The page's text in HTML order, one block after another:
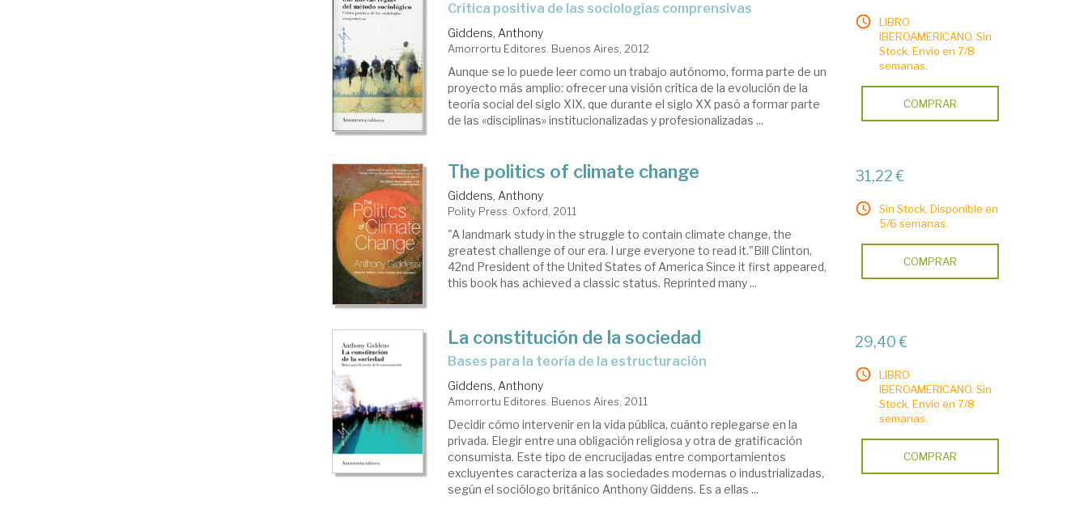
crítica positiva de las sociologías comprensivas
Giddens, Anthony
Amorrortu Editores. Buenos Aires, 2012
Aunque se lo puede leer como un trabajo autónomo, forma parte de un
proyecto más amplio: ofrecer una visión crítica de la evolución de la
teoría social del siglo XIX, que durante el siglo XX pasó a formar parte
de las «disciplinas» institucionalizadas y profesionalizadas ...
LIBRO
IBEROAMERICANO. Sin
Stock. Envío en 7/8
semanas.
COMPRAR
The politics of climate change
Giddens, Anthony
Polity Press. Oxford, 2011
"A landmark study in the struggle to contain climate change, the
greatest challenge of our era. I urge everyone to read it."Bill Clinton,
42nd President of the United States of America Since it first appeared,
this book has achieved a classic status. Reprinted many ...
31,22 €
Sin Stock. Disponible en
5/6 semanas.
COMPRAR
La constitución de la sociedad
bases para la teoría de la estructuración
Giddens, Anthony
Amorrortu Editores. Buenos Aires, 2011
Decidir cómo intervenir en la vida pública, cuánto replegarse en la
privada. Elegir entre una obligación religiosa y otra de gratificación
consumista. Este tipo de encrucijadas entre comportamientos
excluyentes caracteriza a las sociedades modernas o industrializadas,
según el sociólogo británico Anthony Giddens. Es a ellas ...
29,40 €
LIBRO
IBEROAMERICANO. Sin
Stock. Envío en 7/8
semanas.
COMPRAR